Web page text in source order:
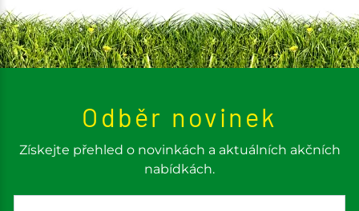
Odběr novinek
Získejte přehled o novinkách a aktuálních akčních
nabídkách.